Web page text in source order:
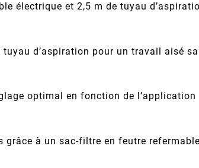
électrique et 2,5 m de tuyau
d’aspiration pour un travail aisé
optimal en fonction de l’application
grâce à un sac-filtre en feutre refermable